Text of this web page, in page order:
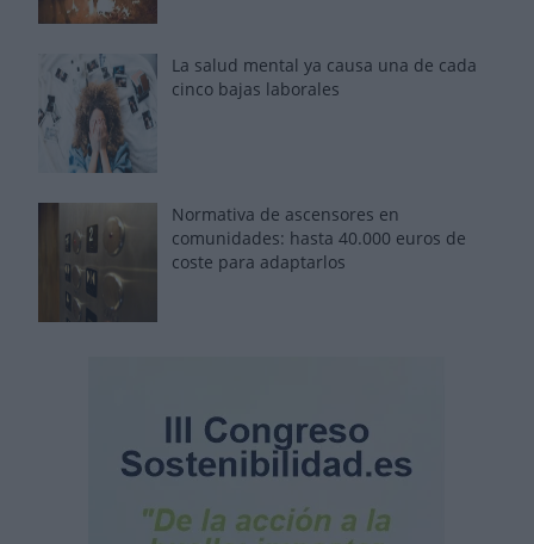
La salud mental ya causa una de cada
cinco bajas laborales
Normativa de ascensores en
comunidades: hasta 40.000 euros de
coste para adaptarlos